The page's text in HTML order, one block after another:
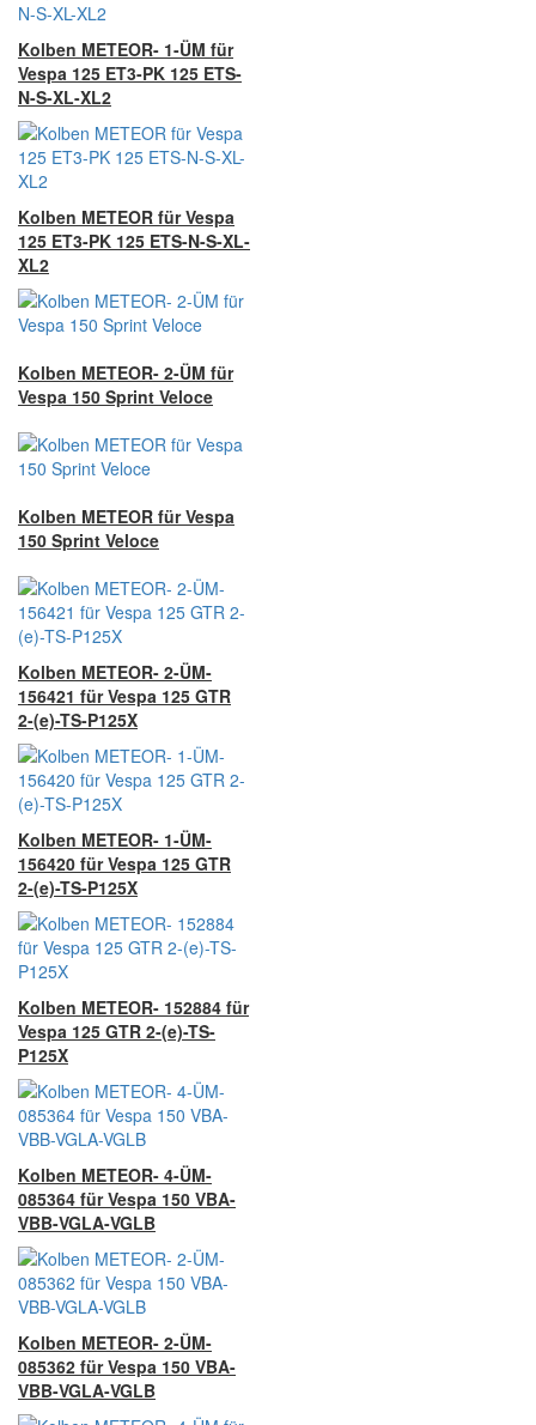
Kolben METEOR- 1-ÜM für
Vespa 125 ET3-PK 125 ETS-
N-S-XL-XL2
Kolben METEOR für Vespa
125 ET3-PK 125 ETS-N-S-XL-
XL2
Kolben METEOR- 2-ÜM für
Vespa 150 Sprint Veloce
Kolben METEOR für Vespa
150 Sprint Veloce
Kolben METEOR- 2-ÜM-
156421 für Vespa 125 GTR
2-(e)-TS-P125X
Kolben METEOR- 1-ÜM-
156420 für Vespa 125 GTR
2-(e)-TS-P125X
Kolben METEOR- 152884 für
Vespa 125 GTR 2-(e)-TS-
P125X
Kolben METEOR- 4-ÜM-
085364 für Vespa 150 VBA-
VBB-VGLA-VGLB
Kolben METEOR- 2-ÜM-
085362 für Vespa 150 VBA-
VBB-VGLA-VGLB